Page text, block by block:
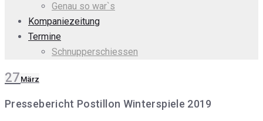
Genau so war`s
Kompaniezeitung
Termine
Schnupperschiessen
27 März
Pressebericht Postillon Winterspiele 2019